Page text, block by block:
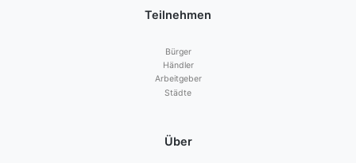
Teilnehmen
Bürger
Händler
Arbeitgeber
Städte
Über